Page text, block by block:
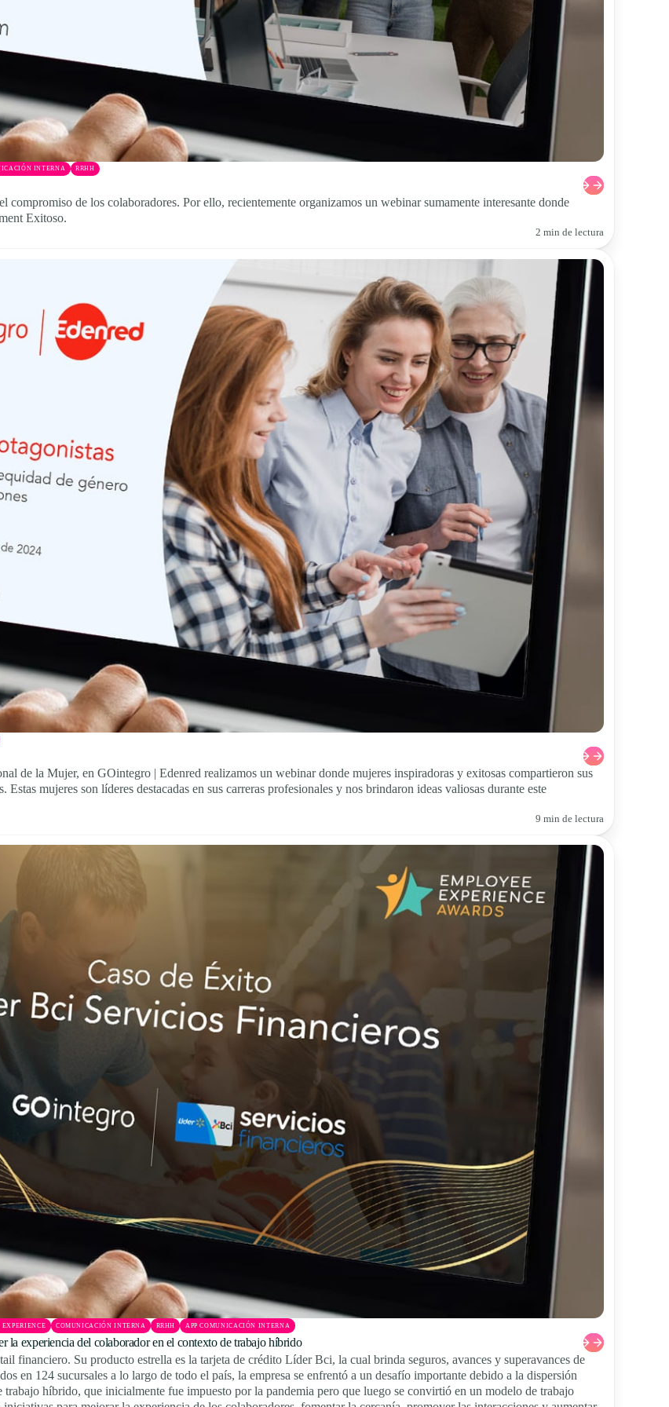
INTERNA RRHH
de los colaboradores. Por ello, recientemente organizamos un webinar sumamente interesante donde
Exitoso.
2 min de lectura
de la Mujer, en GOintegro | Edenred realizamos un webinar donde mujeres inspiradoras y exitosas compartieron sus
mujeres son líderes destacadas en sus carreras profesionales y nos brindaron ideas valiosas durante este
9 min de lectura
EXPERIENCE COMUNICACIÓN INTERNA RRHH APP COMUNICACIÓN INTERNA
experiencia del colaborador en el contexto de trabajo híbrido
financiero. Su producto estrella es la tarjeta de crédito Líder Bci, la cual brinda seguros, avances y superavances de
en 124 sucursales a lo largo de todo el país, la empresa se enfrentó a un desafío importante debido a la dispersión
híbrido, que inicialmente fue impuesto por la pandemia pero que luego se convirtió en un modelo de trabajo